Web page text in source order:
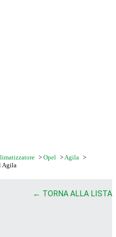
> Opel >Agila >
Agila
← TORNA ALLA LISTA